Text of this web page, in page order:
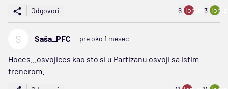
Odgovori 6 ion:minus
3
S Saša_PFC pre oko 1 mesec
Hoces...osvojices kao sto si u Partizanu osvoji sa istim
trenerom.